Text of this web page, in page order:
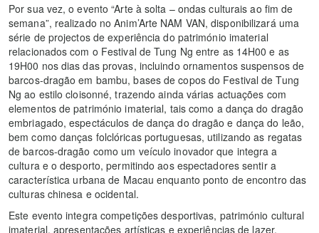
Por sua vez, o evento “Arte à solta – ondas culturais ao fim de
semana”, realizado no Anim’Arte NAM VAN, disponibilizará uma
série de projectos de experiência do património imaterial
relacionados com o Festival de Tung Ng entre as 14H00 e as
19H00 nos dias das provas, incluindo ornamentos suspensos de
barcos-dragão em bambu, bases de copos do Festival de Tung
Ng ao estilo cloisonné, trazendo ainda várias actuações com
elementos de património imaterial, tais como a dança do dragão
embriagado, espectáculos de dança do dragão e dança do leão,
bem como danças folclóricas portuguesas, utilizando as regatas
de barcos-dragão como um veículo inovador que integra a
cultura e o desporto, permitindo aos espectadores sentir a
característica urbana de Macau enquanto ponto de encontro das
culturas chinesa e ocidental.
Este evento integra competições desportivas, património cultural
imaterial, apresentações artísticas e experiências de lazer,